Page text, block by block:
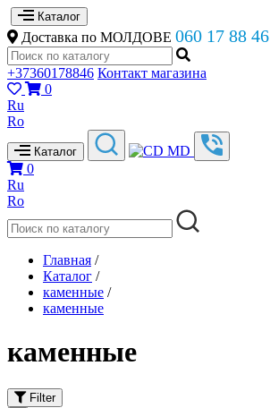
Каталог
Доставка по МОЛДОВЕ 060 17 88 46
+37360178846 Контакт магазина
0
Ru
Ro
Каталог
0
Ru
Ro
Главная /
Каталог /
каменные /
каменные
каменные
Filter